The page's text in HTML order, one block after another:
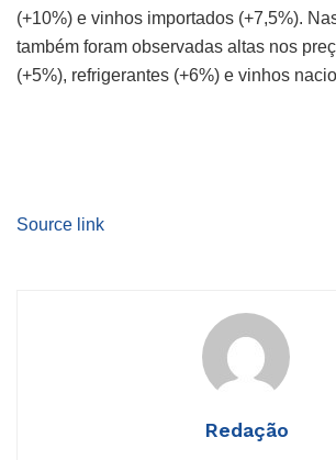
(+10%) e vinhos importados (+7,5%).
também foram observadas altas nos
(+5%), refrigerantes (+6%) e vinhos
Source link
Redação